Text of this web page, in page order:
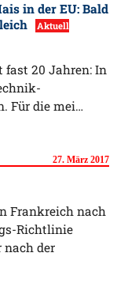
in der EU: Bald
Aktuell
fast 20 Jahren: In
Für die mei…
27. März 2017
Frankreich nach
Richtlinie
nach der